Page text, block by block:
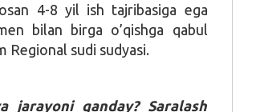
4-8 yil ish tajribasiga ega
bilan birga o’qishga qabul
Regional sudi sudyasi.
jarayoni qanday? Saralash